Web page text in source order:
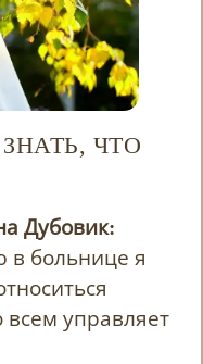
ЧТО
Дубовик:
в больнице я
всем управляет